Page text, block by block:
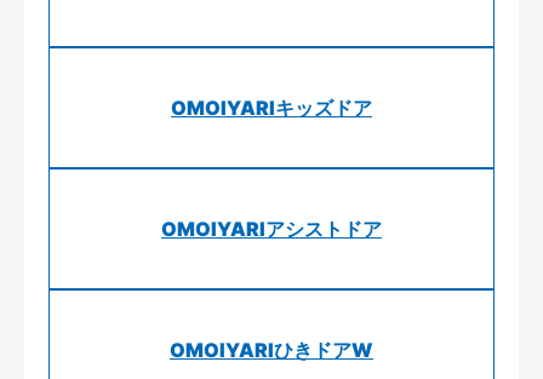
OMOIYARIキッズドア
OMOIYARIアシストドア
OMOIYARIひきドアW